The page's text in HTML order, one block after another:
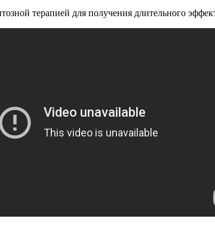
терапией для получения длительного